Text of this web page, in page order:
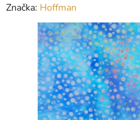
hodnocení
produktu
hvězdiček.
Značka: Hoffman